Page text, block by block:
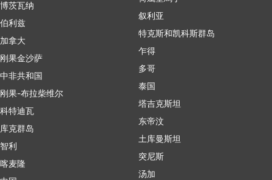
博茨瓦纳
伯利兹
加拿大
刚果金沙萨
中非共和国
刚果-布拉柴维尔
科特迪瓦
库克群岛
智利
喀麦隆
叙利亚
特克斯和凯科斯群岛
乍得
多哥
泰国
塔吉克斯坦
东帝汶
土库曼斯坦
突尼斯
汤加